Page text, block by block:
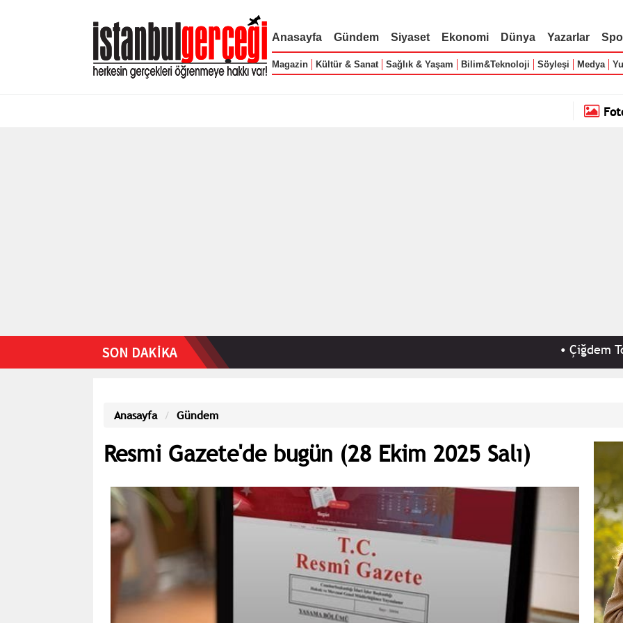
Anasayfa Gündem Siyaset Ekonomi Dünya Yazarlar
Magazin Kültür & Sanat Sağlık & Yaşam Bilim&Teknoloji Söyleşi Medya
Çiğdem Toker -
Anasayfa Gündem
Resmi Gazete'de bugün (28 Ekim 2025 Salı)